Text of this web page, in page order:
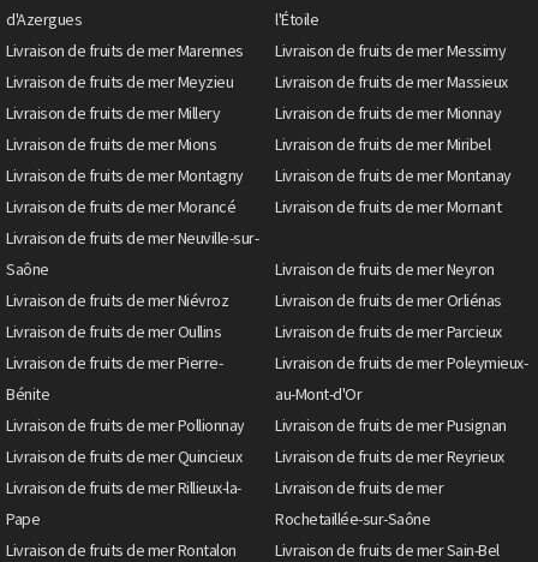
d'Azergues
l'Étoile
Livraison de fruits de mer Marennes
Livraison de fruits de mer Messimy
Livraison de fruits de mer Meyzieu
Livraison de fruits de mer Massieux
Livraison de fruits de mer Millery
Livraison de fruits de mer Mionnay
Livraison de fruits de mer Mions
Livraison de fruits de mer Miribel
Livraison de fruits de mer Montagny
Livraison de fruits de mer Montanay
Livraison de fruits de mer Morancé
Livraison de fruits de mer Mornant
Livraison de fruits de mer Neuville-sur-
Saône
Livraison de fruits de mer Neyron
Livraison de fruits de mer Niévroz
Livraison de fruits de mer Orliénas
Livraison de fruits de mer Oullins
Livraison de fruits de mer Parcieux
Livraison de fruits de mer Pierre-
Bénite
Livraison de fruits de mer Poleymieux-
au-Mont-d'Or
Livraison de fruits de mer Pollionnay
Livraison de fruits de mer Pusignan
Livraison de fruits de mer Quincieux
Livraison de fruits de mer Reyrieux
Livraison de fruits de mer Rillieux-la-
Pape
Livraison de fruits de mer
Rochetaillée-sur-Saône
Livraison de fruits de mer Rontalon
Livraison de fruits de mer Sain-Bel